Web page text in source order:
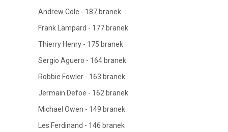
Andrew Cole - 187 branek
Frank Lampard - 177 branek
Thierry Henry - 175 branek
Sergio Aguero - 164 branek
Robbie Fowler - 163 branek
Jermain Defoe - 162 branek
Michael Owen - 149 branek
Les Ferdinand - 146 branek